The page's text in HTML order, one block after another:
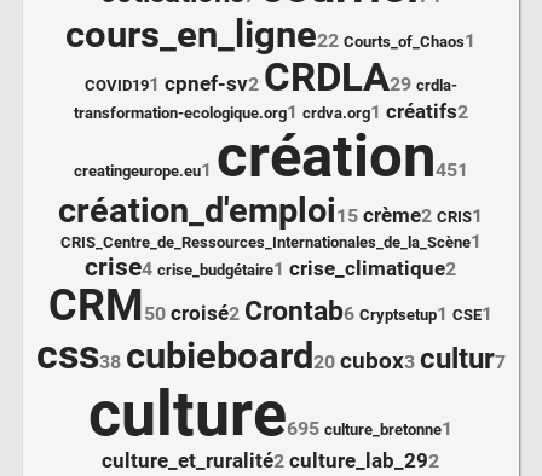
cours_en_ligne22 Courts_of_Chaos1
COVID191 cpnef-sv2 CRDLA29 crdla-
transformation-ecologique.org1 crdva.org1 créatifs2
creatingeurope.eu1 création451
création_d'emploi15 crème2 CRIS1
CRIS_Centre_de_Ressources_Internationales_de_la_Scène1
crise4 crise_budgétaire1 crise_climatique2
CRM50 croisé2 Crontab6 Cryptsetup1 CSE1
css38 cubieboard 20 cubox3 cultur7
culture695 culture_bretonne1
culture_et_ruralité2 culture_lab_292